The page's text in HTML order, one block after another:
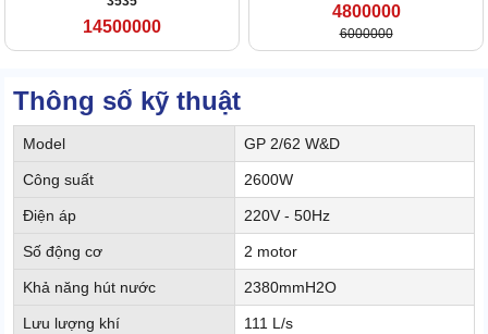
14500000
4800000
6000000
Thông số kỹ thuật
Model GP 2/62 W&D
Công suất 2600W
Điện áp 220V - 50Hz
Số động cơ 2 motor
Khả năng hút nước 2380mmH2O
Lưu lượng khí 111 L/s